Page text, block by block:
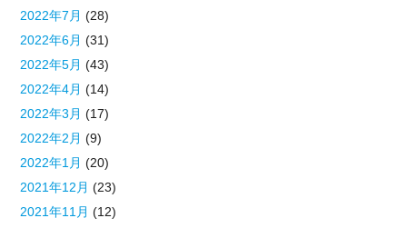
2022年7月 (28)
2022年6月 (31)
2022年5月 (43)
2022年4月 (14)
2022年3月 (17)
2022年2月 (9)
2022年1月 (20)
2021年12月 (23)
2021年11月 (12)